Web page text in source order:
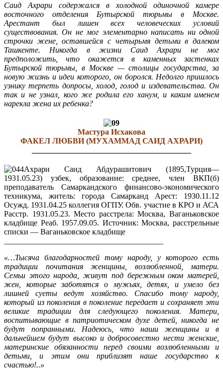
Саид Ахрари содержался в холодной одиночной камере
восточного отделения Бутырской тюрьмы в Москве.
Арестант был лишен всех человеческих условий
существования. Он не мог элементарно написать ни одной
строчки жене, оставшейся с четырьмя детьми в далеком
Ташкенте. Никогда в жизни Саид Ахрари не мог
предположить, что окажется в каменных застенках
Бутырской тюрьмы, в Москве — столицы государства, за
новую жизнь и идеи которого, он боролся. Недолго пришлось
узнику терпеть допросы, холод, голод и издевательства. Он
так и не узнал, кого же родила его ханум, и каким именем
нарекла жена их ребенка?
Мастура Исхакова
ФАКЕЛ ЛЮБВИ (МУХАММАД САИД АХРАРИ)
Ахрари Саид Абдурашитович (1895,Турция—
1931.05.23) узбек, образование: среднее, член ВКП(б)
преподаватель Самаркандского финансово-экономического
техникума, житель: города Самарканд Арест: 1930.11.12
Осужд. 1931.04.25 коллегия ОГПУ. Обв. участие в КРО и АСА
Расстр. 1931.05.23. Место расстрела: Москва, Ваганьковское
кладбище Реаб. 1957.09.05. Источник: Москва, расстрельные
списки — Ваганьковское кладбище
«…Тысяча благодарностей тому народу, у которого есть
традиции почитания женщины, возлюбленной, матери.
Семьи этого народа, живут под бережным оком матерей,
жен, которые заботятся о мужьях, детях, и умело без
лишней суеты ведут хозяйство. Спасибо тому народу,
который из поколения в поколение передает и сохраняет эти
великие традиции для следующего поколения. Матери,
воспитывающие в патриотическом духе детей, никогда не
будут попранными. Надеюсь, что наши женщины и в
дальнейшем будут высоко и добросовестно нести женские,
материнские обязанности перед своими возлюбленными и
детьми, и этим они приблизят наше государство к
счастью!..»